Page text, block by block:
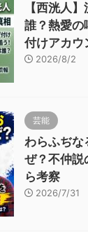
【西洸人
誰？熱愛の
付けアカウ
2026/8/2
芸能
わらふぢな
ぜ？不仲説
ら考察
2026/7/31